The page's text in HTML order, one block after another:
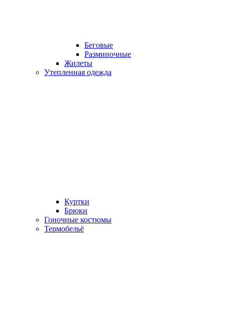
Беговые
Разминочные
Жилеты
Утепленная одежда
Куртки
Брюки
Гоночные костюмы
Термобельё